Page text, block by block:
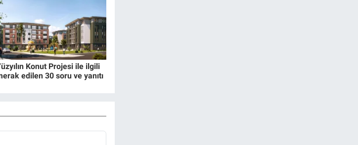
Konut Projesi ile ilgili
edilen 30 soru ve yanıtı